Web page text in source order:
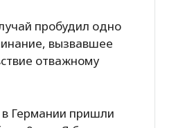
пробудил одно
вызвавшее
отважному
в Германии пришли